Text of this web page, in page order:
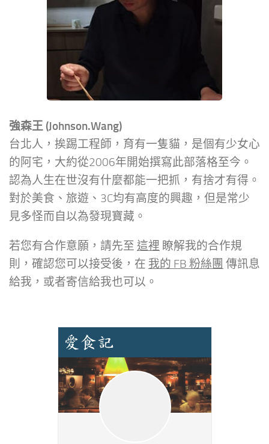
強森王 (Johnson.Wang)
台北人，挨踢工程師，育有一隻貓，是個有少女心
的阿宅，大約從2006年開始撰寫此部落格至今。
認為人生在世沒有什麼都能一把抓，有捨才有得。
對於美食、旅遊、3C均有高度的興趣，但是常少
見多怪而自以為發現寶藏。
若您有合作意願，請先至 這裡 瞭解我的合作規
則，確認您可以接受後，在 我的 FB 粉絲團 傳訊息
給我，或者寄信給我也可以。